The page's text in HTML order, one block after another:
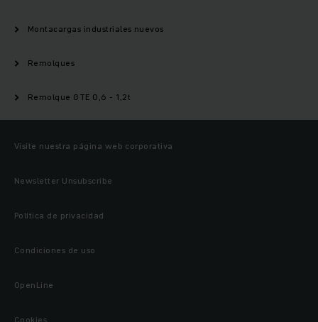
Montacargas industriales nuevos
Remolques
Remolque GTE 0,6 - 1,2t
Visite nuestra página web corporativa
Newsletter Unsubscribe
Política de privacidad
Condiciones de uso
OpenLine